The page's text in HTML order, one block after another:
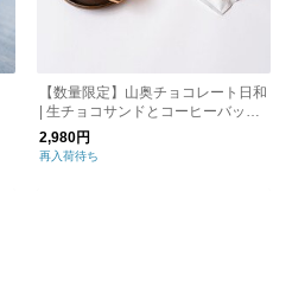
【数量限定】山奥チョコレート日和
| 生チョコサンドとコーヒーバッグ
のギフトセット バレンタイン
2,980円
再入荷待ち